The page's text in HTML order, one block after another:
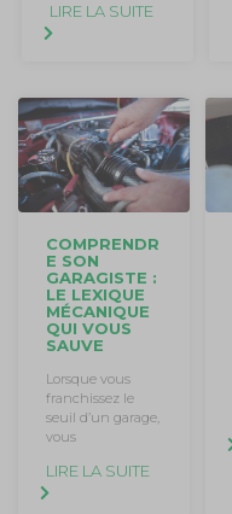
LIRE LA SUITE
COMPRENDR
E SON
GARAGISTE :
LE LEXIQUE
MÉCANIQUE
QUI VOUS
SAUVE
Lorsque vous
franchissez le
seuil d’un garage,
vous
LIRE LA SUITE